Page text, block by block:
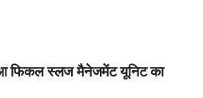
फिकल स्लज मैनेजमेंट यूनिट का